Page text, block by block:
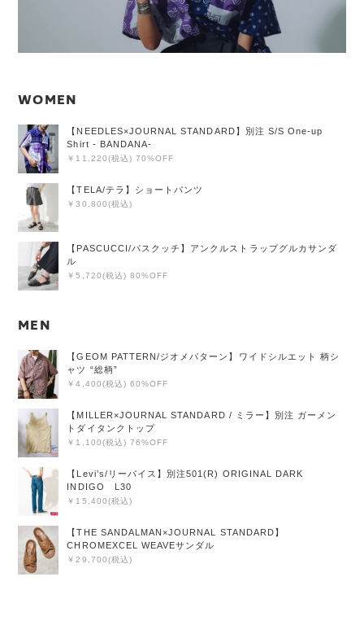
WOMEN
【NEEDLES×JOURNAL STANDARD】別注 S/S One-up
Shirt - BANDANA-
￥11,220(税込) 70%OFF
【TELA/テラ】ショートパンツ
￥30,800(税込)
【PASCUCCI/パスクッチ】アンクルストラップグルカサンダ
ル
￥5,720(税込) 80%OFF
MEN
【GEOM PATTERN/ジオメパターン】ワイドシルエット 柄シ
ャツ “総柄”
￥4,400(税込) 60%OFF
【MILLER×JOURNAL STANDARD / ミラー】別注 ガーメン
トダイタンクトップ
￥1,100(税込) 76%OFF
【Levi’s/リーバイス】別注501(R) ORIGINAL DARK
INDIGO L30
￥15,400(税込)
【THE SANDALMAN×JOURNAL STANDARD】
CHROMEXCEL WEAVEサンダル
￥29,700(税込)